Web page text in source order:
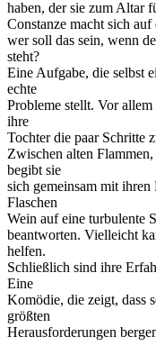
haben, der sie zum Altar
Constanze macht sich auf
wer soll das sein, wenn
steht?
Eine Aufgabe, die selbst
echte
Probleme stellt. Vor
ihre
Tochter die paar Schritte
Zwischen alten
begibt sie
sich gemeinsam mit
Flaschen
Wein auf eine turbulente
beantworten. Vielleicht
helfen.
Schließlich sind ihre
Eine
Komödie, die zeigt, dass
größten
Herausforderungen